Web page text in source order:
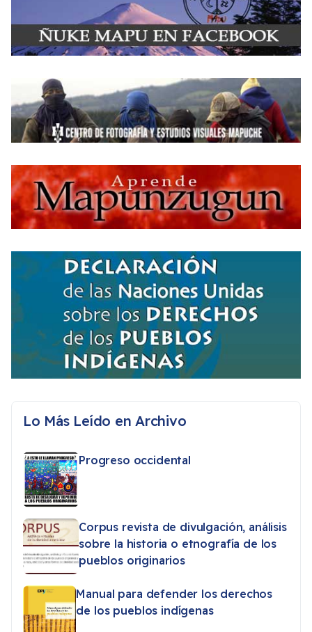
Lo Más Leído en Archivo
Progreso occidental
Corpus revista de divulgación, análisis
sobre la historia o etnografía de los
pueblos originarios
Manual para defender los derechos
de los pueblos indígenas